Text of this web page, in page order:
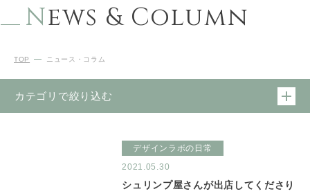
News & Column
TOP ニュース・コラム
カテゴリで絞り込む
2021.05.30
デザインラボの日常
シュリンプ屋さんが出店してくださり